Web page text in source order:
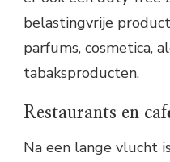
belastingvrije
parfums, cosmetica,
tabaksproducten.
Restaurants en
Na een lange vlucht